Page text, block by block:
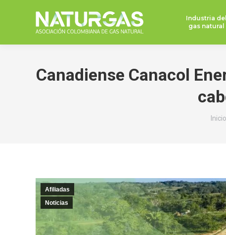
Industria del
gas natural
Canadiense Canacol
Inicio
Afiliadas
Noticias